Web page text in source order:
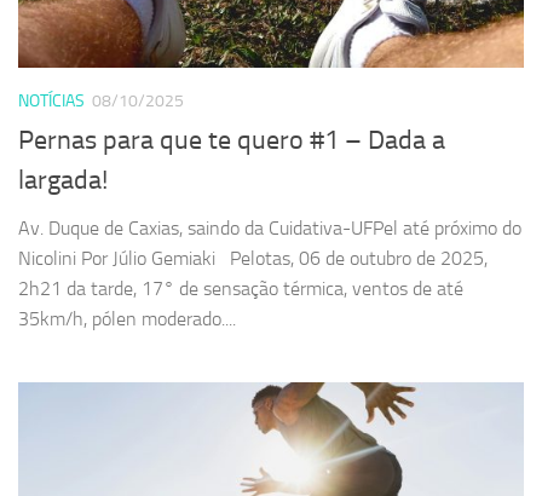
NOTÍCIAS 08/10/2025
Pernas para que te quero #1 – Dada a
largada!
Av. Duque de Caxias, saindo da Cuidativa-UFPel até próximo do
Nicolini Por Júlio Gemiaki Pelotas, 06 de outubro de 2025,
2h21 da tarde, 17° de sensação térmica, ventos de até
35km/h, pólen moderado....